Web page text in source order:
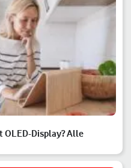
OLED-Display? Alle